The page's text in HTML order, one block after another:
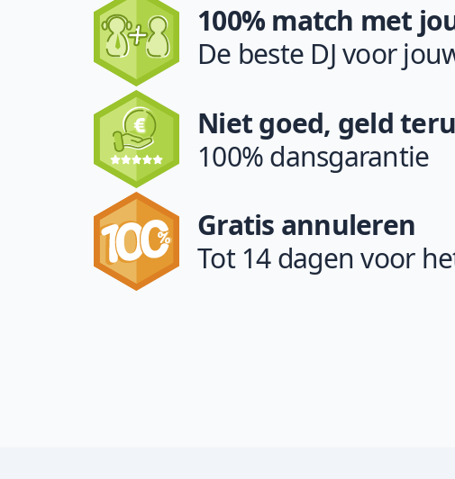
100% match met
De beste DJ voor
Niet goed, geld
100% dansgarantie
Gratis annuleren
Tot 14 dagen voor